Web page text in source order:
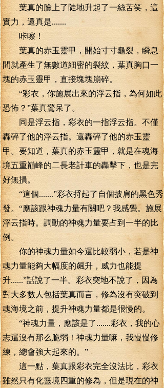
葉真的臉上了陡地升起了一絲苦笑，這
實力，還真是.......
咔嚓！
葉真的赤玉靈甲，開始寸寸龜裂，瞬息
間就產生了無數道細密的裂紋，葉真胸口一
塊的赤玉靈甲，直接塊塊崩碎。
“彩衣，你施展出來的浮云指，為何如此
恐怖？”葉真驚呆了。
同是浮云指，彩衣的一指浮云指。不僅
轟碎了他的浮云指。還轟碎了他的赤玉靈
甲。要知道，葉真的赤玉靈甲，就是在魂海
境五重巔峰的二長老計車的轟擊下，也是完
好無損。
“這個.......”彩衣捋起了自個披肩的黑色秀
發。“應該跟神魂力量有關吧？我感覺。施展
浮云指時。調動的神魂力量要占到一半的比
例。
你的神魂力量如今還比較弱小，若是神
魂力量能夠大幅度的飆升，威力也能提
升......”話說了一半。彩衣突地不說了，因為
對大多數人包括葉真而言，修為沒有突破到
魂海境之前，提升神魂力量都是很慢的。
“神魂力量，應該是了.......彩衣，我的心
志還沒有那么脆弱！神魂力量嘛，我慢慢修
練，總會強大起來的。”
這一點，葉真跟彩衣完全沒法比，彩衣
雖然只有化靈境四重的修為，但是現在的神